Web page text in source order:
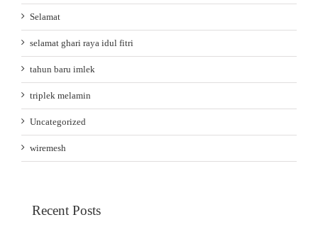
Selamat
selamat ghari raya idul fitri
tahun baru imlek
triplek melamin
Uncategorized
wiremesh
Recent Posts